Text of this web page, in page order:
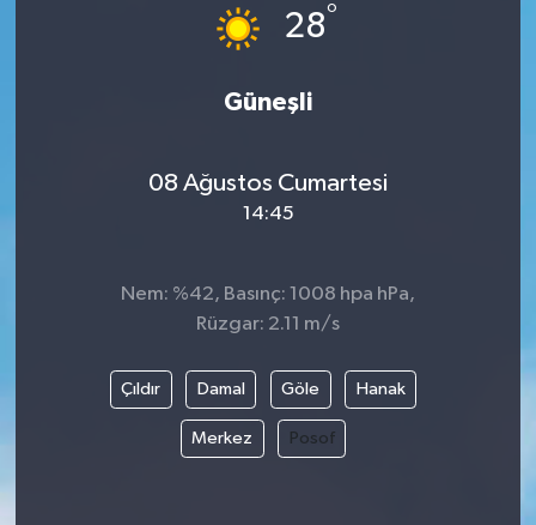
28°
Güneşli
08 Ağustos Cumartesi
14:45
Nem: %42, Basınç: 1008 hpa hPa,
Rüzgar: 2.11 m/s
Çıldır Damal Göle Hanak
Merkez Posof